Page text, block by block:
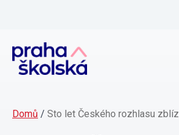
Domů / Sto let Českého rozhlasu